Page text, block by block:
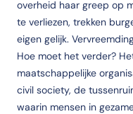
overheid haar greep op
te verliezen, trekken
eigen gelijk.
Hoe moet het verder?
maatschappelijke
civil society, de
waarin mensen in